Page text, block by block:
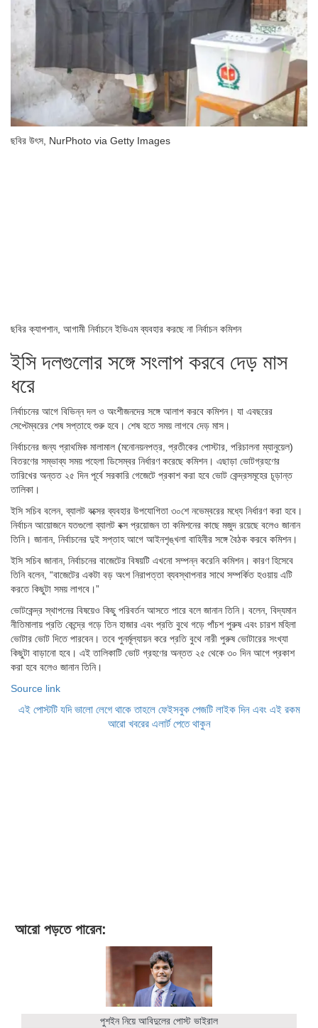
ছবির উৎস, NurPhoto via Getty Images
ছবির ক্যাপশান, আগামী নির্বাচনে ইভিএম ব্যবহার করছে না নির্বাচন কমিশন
ইসি দলগুলোর সঙ্গে সংলাপ করবে দেড় মাস
ধরে
নির্বাচনের আগে বিভিন্ন দল ও অংশীজনদের সঙ্গে আলাপ করবে কমিশন। যা এবছরের
সেপ্টেম্বরের শেষ সপ্তাহে শুরু হবে। শেষ হতে সময় লাগবে দেড় মাস।
নির্বাচনের জন্য প্রাথমিক মালামাল (মনোনয়নপত্র, প্রতীকের পোস্টার, পরিচালনা ম্যানুয়েল)
বিতরণের সম্ভাব্য সময় পহেলা ডিসেম্বর নির্ধারণ করেছে কমিশন। এছাড়া ভোটগ্রহণের
তারিখের অন্তত ২৫ দিন পূর্বে সরকারি গেজেটে প্রকাশ করা হবে ভোট কেন্দ্রসমূহের চূড়ান্ত
তালিকা।
ইসি সচিব বলেন, ব্যালট বক্সের ব্যবহার উপযোগিতা ৩০শে নভেম্বরের মধ্যে নির্ধারণ করা হবে।
নির্বাচন আয়োজনে যতগুলো ব্যালট বক্স প্রয়োজন তা কমিশনের কাছে মজুদ রয়েছে বলেও জানান
তিনি। জানান, নির্বাচনের দুই সপ্তাহ আগে আইনশৃঙ্খলা বাহিনীর সঙ্গে বৈঠক করবে কমিশন।
ইসি সচিব জানান, নির্বাচনের বাজেটের বিষয়টি এখনো সম্পন্ন করেনি কমিশন। কারণ হিসেবে
তিনি বলেন, “বাজেটের একটা বড় অংশ নিরাপত্তা ব্যবস্থাপনার সাথে সম্পর্কিত হওয়ায় এটি
করতে কিছুটা সময় লাগবে।”
ভোটকেন্দ্র স্থাপনের বিষয়েও কিছু পরিবর্তন আসতে পারে বলে জানান তিনি। বলেন, বিদ্যমান
নীতিমালায় প্রতি কেন্দ্রে গড়ে তিন হাজার এবং প্রতি বুথে গড়ে পাঁচশ পুরুষ এবং চারশ মহিলা
ভোটার ভোট দিতে পারবেন। তবে পুনর্মূল্যায়ন করে প্রতি বুথে নারী পুরুষ ভোটারের সংখ্যা
কিছুটা বাড়ানো হবে। এই তালিকাটি ভোট গ্রহণের অন্তত ২৫ থেকে ৩০ দিন আগে প্রকাশ
করা হবে বলেও জানান তিনি।
Source link
এই পোস্টটি যদি ভালো লেগে থাকে তাহলে ফেইসবুক পেজটি লাইক দিন এবং এই রকম
আরো খবরের এলার্ট পেতে থাকুন
আরো পড়তে পারেন:
পুশইন নিয়ে আবিদুলের পোস্ট ভাইরাল